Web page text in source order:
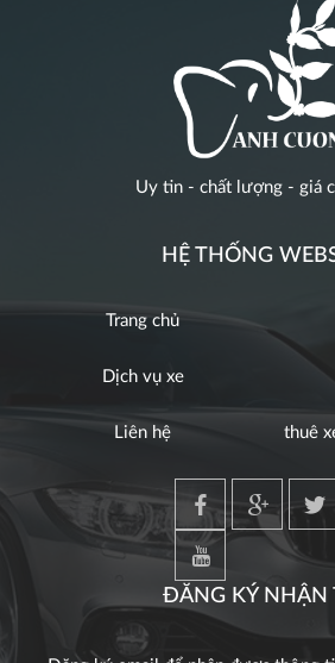
Uy tin - chất lượng - giá
HỆ THỐNG
Trang chủ
Dịch vụ xe
Liên hệ thuê
ĐĂNG KÝ NHẬN